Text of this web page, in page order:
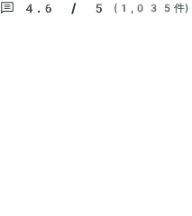
4.6 / 5 (1,035件)